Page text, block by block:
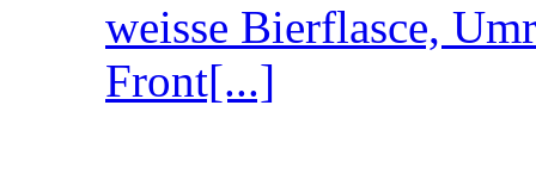
weisse Bierflasce,
Front[...]